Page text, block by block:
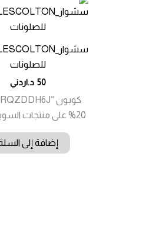
للصلونات
50 د.اردني
20% على منتجات السوبرماركت
إضافة إلى